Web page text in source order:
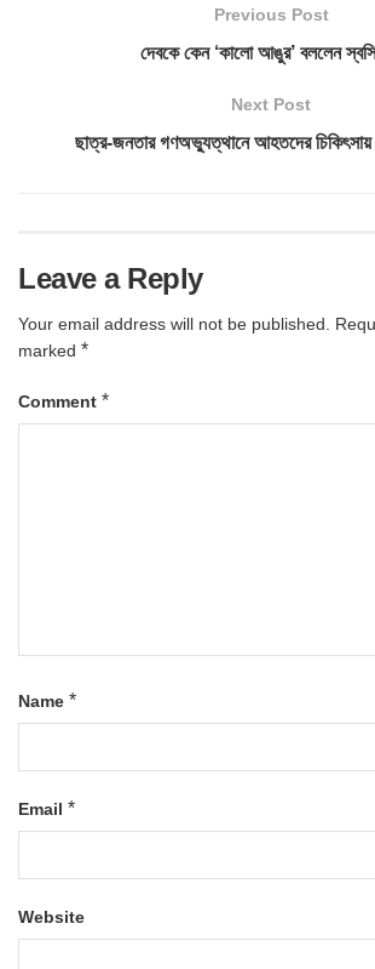
Previous Post
দেবকে কেন ‘কালো আঙুর’ বললেন
Next Post
ছাত্র-জনতার গণঅভ্যুত্থানে আহতদের চিকিৎসায়
Leave a Reply
Your email address will not be published.
marked *
Comment *
Name *
Email *
Website